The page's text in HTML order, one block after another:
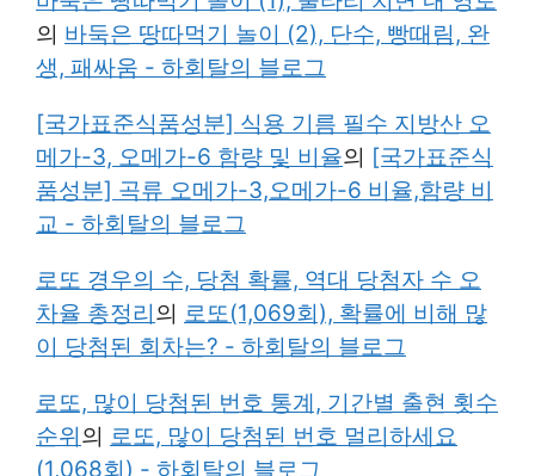
의 바둑은 땅따먹기 놀이 (2), 단수, 빵때림, 완
생, 패싸움 - 하회탈의 블로그
[국가표준식품성분] 식용 기름 필수 지방산 오
메가-3, 오메가-6 함량 및 비율의 [국가표준식
품성분] 곡류 오메가-3,오메가-6 비율,함량 비
교 - 하회탈의 블로그
로또 경우의 수, 당첨 확률, 역대 당첨자 수 오
차율 총정리의 로또(1,069회), 확률에 비해 많
이 당첨된 회차는? - 하회탈의 블로그
로또, 많이 당첨된 번호 통계, 기간별 출현 횟수
순위의 로또, 많이 당첨된 번호 멀리하세요
(1,068회) - 하회탈의 블로그